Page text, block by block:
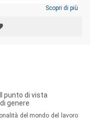
Scopri di più
punto di vista
genere
del mondo del lavoro